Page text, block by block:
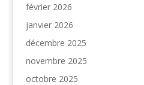
février 2026
janvier 2026
décembre 2025
novembre 2025
octobre 2025